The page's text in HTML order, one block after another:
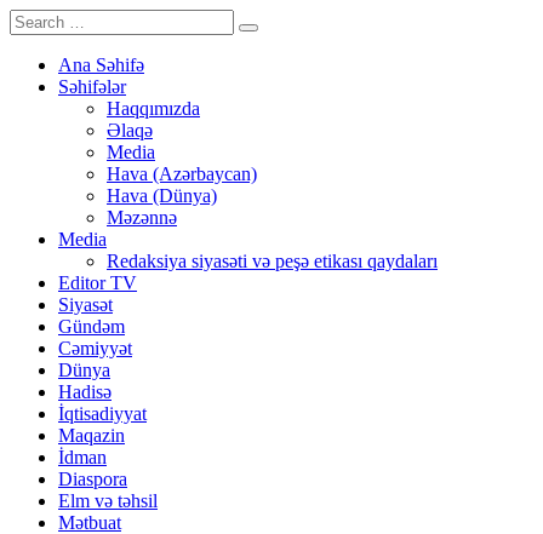
Ana Səhifə
Səhifələr
Haqqımızda
Əlaqə
Media
Hava (Azərbaycan)
Hava (Dünya)
Məzənnə
Media
Redaksiya siyasəti və peşə etikası qaydaları
Editor TV
Siyasət
Gündəm
Cəmiyyət
Dünya
Hadisə
İqtisadiyyat
Maqazin
İdman
Diaspora
Elm və təhsil
Mətbuat